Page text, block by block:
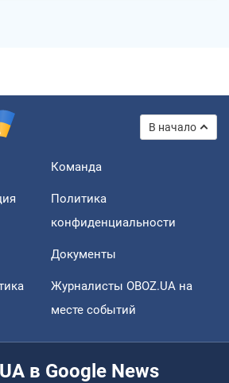
В начало
Команда
Политика
конфиденциальности
Документы
Журналисты OBOZ.UA на
месте событий
в Google News